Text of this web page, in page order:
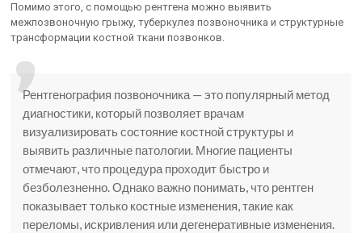
Помимо этого, с помощью рентгена можно выявить
межпозвоночную грыжу, туберкулез позвоночника и структурные
трансформации костной ткани позвонков.
Рентгенография позвоночника — это популярный метод
диагностики, который позволяет врачам
визуализировать состояние костной структуры и
выявить различные патологии. Многие пациенты
отмечают, что процедура проходит быстро и
безболезненно. Однако важно понимать, что рентген
показывает только костные изменения, такие как
переломы, искривления или дегенеративные изменения.